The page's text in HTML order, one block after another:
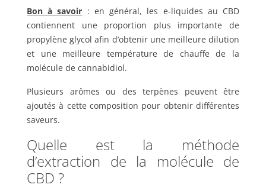
Bon à savoir : en général, les e-liquides au CBD
contiennent une proportion plus importante de
propylène glycol afin d’obtenir une meilleure dilution
et une meilleure température de chauffe de la
molécule de cannabidiol.
Plusieurs arômes ou des terpènes peuvent être
ajoutés à cette composition pour obtenir différentes
saveurs.
Quelle est la méthode
d’extraction de la molécule de
CBD ?